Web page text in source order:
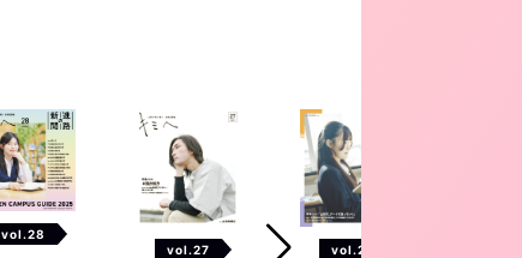
vol.28
vol.27 vol.26